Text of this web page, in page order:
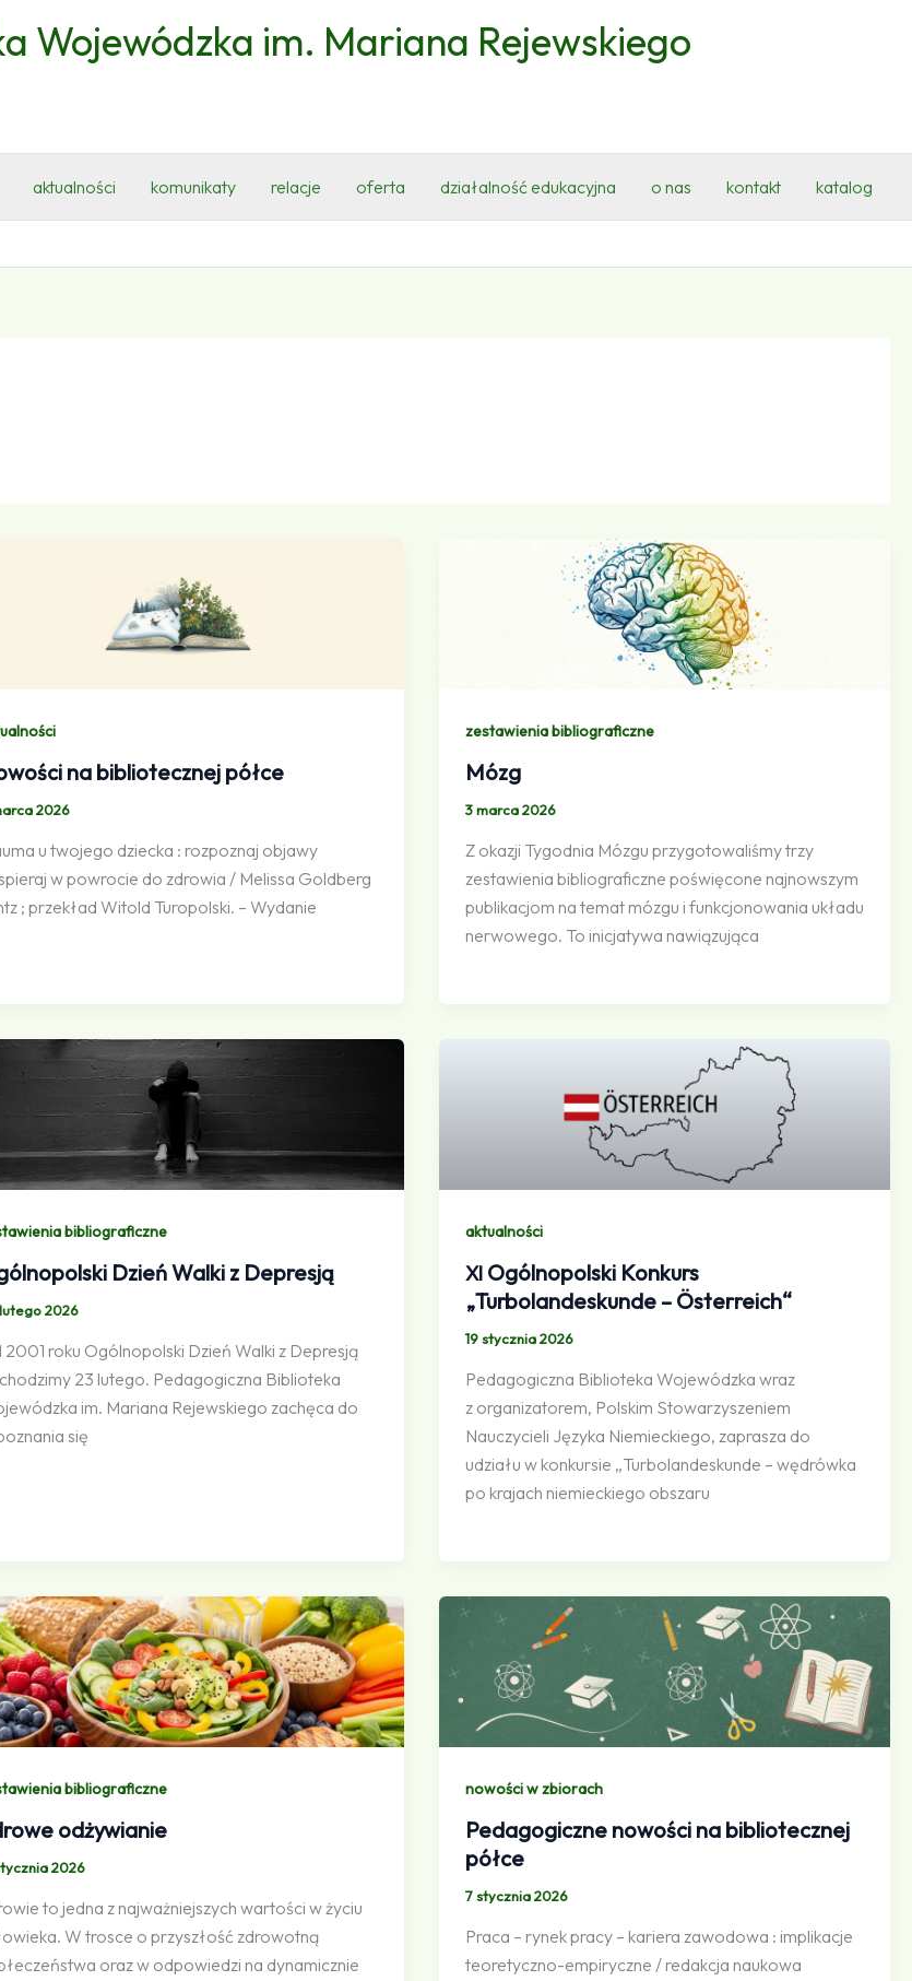
Wojewódzka im. Mariana Rejewskiego
aktualności komunikaty relacje oferta działalność edukacyjna o nas kontakt katalog
na bibliotecznej półce
2026
u twojego dziecka : rozpoznaj objawy
w powrocie do zdrowia / Melissa Goldberg
; przekład Witold Turopolski. – Wydanie
zestawienia bibliograficzne
Mózg
3 marca 2026
Z okazji Tygodnia Mózgu przygotowaliśmy trzy
zestawienia bibliograficzne poświęcone najnowszym
publikacjom na temat mózgu i funkcjonowania układu
nerwowego. To inicjatywa nawiązująca
bibliograficzne
Dzień Walki z Depresją
2026
2001 roku Ogólnopolski Dzień Walki z Depresją
23 lutego. Pedagogiczna Biblioteka
im. Mariana Rejewskiego zachęca do
się
aktualności
XIOgólnopolski Konkurs
„Turbolandeskunde – Österreich“
19 stycznia 2026
Pedagogiczna Biblioteka Wojewódzka wraz
z organizatorem, Polskim Stowarzyszeniem
Nauczycieli Języka Niemieckiego, zaprasza do
udziału w konkursie „Turbolandeskunde – wędrówka
po krajach niemieckiego obszaru
bibliograficzne
odżywianie
2026
to jedna z najważniejszych wartości w życiu
W trosce o przyszłość zdrowotną
oraz w odpowiedzi na dynamicznie
nowości w zbiorach
Pedagogiczne nowości na bibliotecznej
półce
7 stycznia 2026
Praca – rynek pracy – kariera zawodowa : implikacje
teoretyczno-empiryczne / redakcja naukowa